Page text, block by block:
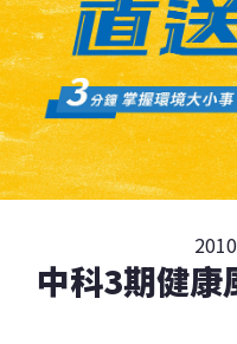
中科3期健康